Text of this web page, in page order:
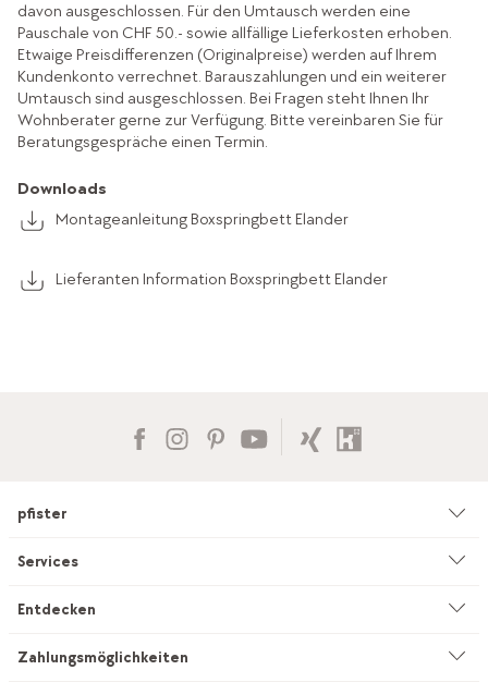
davon ausgeschlossen. Für den Umtausch werden eine
Pauschale von CHF 50.- sowie allfällige Lieferkosten erhoben.
Etwaige Preisdifferenzen (Originalpreise) werden auf Ihrem
Kundenkonto verrechnet. Barauszahlungen und ein weiterer
Umtausch sind ausgeschlossen. Bei Fragen steht Ihnen Ihr
Wohnberater gerne zur Verfügung. Bitte vereinbaren Sie für
Beratungsgespräche einen Termin.
Downloads
Montageanleitung Boxspringbett Elander
Lieferanten Information Boxspringbett Elander
pfister
Unternehmen
Umwelt & Nachhaltigkeit
Services
Beratung
Service auf Mass
Entdecken
Küchenstudio
Zahlungsmöglichkeiten